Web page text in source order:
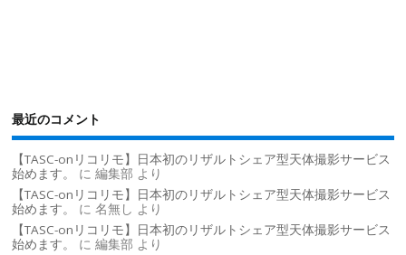
最近のコメント
【TASC-onリコリモ】日本初のリザルトシェア型天体撮影サービス
始めます。
に編集部 より
【TASC-onリコリモ】日本初のリザルトシェア型天体撮影サービス
始めます。
に名無し より
【TASC-onリコリモ】日本初のリザルトシェア型天体撮影サービス
始めます。
に編集部 より